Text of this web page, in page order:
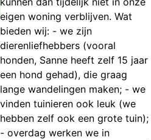
eigen woning verblijven. Wat
bieden wij: - we zijn
dierenliefhebbers (vooral
honden, Sanne heeft zelf 15 jaar
een hond gehad), die graag
lange wandelingen maken; - we
vinden tuinieren ook leuk (we
hebben zelf ook een grote tuin);
- overdag werken we in